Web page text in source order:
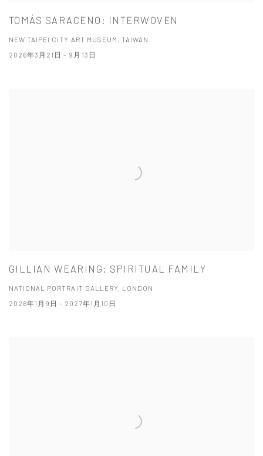
TOMÁS SARACENO: INTERWOVEN
NEW TAIPEI CITY ART MUSEUM, TAIWAN
2026年3月21日 - 9月13日
GILLIAN WEARING: SPIRITUAL FAMILY
NATIONAL PORTRAIT GALLERY, LONDON
2026年1月9日 - 2027年1月10日